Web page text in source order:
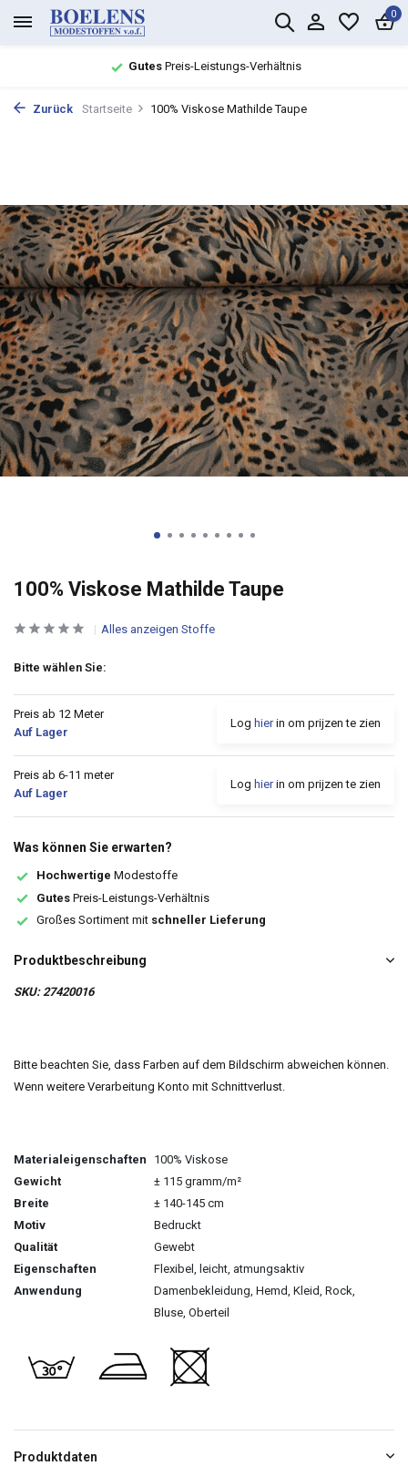
0
GutesPreis-Leistungs-Verhältnis
Zurück Startseite 100% Viskose Mathilde Taupe
100% Viskose Mathilde Taupe
Alles anzeigen Stoffe
Bitte wählen Sie:
Preis ab 12 Meter
Auf Lager
Log hierin om prijzen te zien
Preis ab 6-11 meter
Auf Lager
Log hierin om prijzen te zien
Was können Sie erwarten?
Hochwertige Modestoffe
Gutes Preis-Leistungs-Verhältnis
Großes Sortiment mit schneller Lieferung
Produktbeschreibung
SKU: 27420016
Bitte beachten Sie, dass Farben auf dem Bildschirm abweichen können.
Wenn weitere Verarbeitung Konto mit Schnittverlust.
Materialeigenschaften
100% Viskose
Gewicht
± 115 gramm/m²
Breite
± 140-145 cm
Motiv
Bedruckt
Qualität
Gewebt
Eigenschaften
Flexibel, leicht, atmungsaktiv
Anwendung
Damenbekleidung, Hemd, Kleid, Rock,
Bluse, Oberteil
Produktdaten